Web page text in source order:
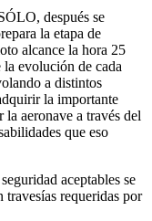
después se
la etapa de
alcance la hora 25
evolución de cada
a distintos
la importante
aeronave a través del
que eso
aceptables se
travesías requeridas por